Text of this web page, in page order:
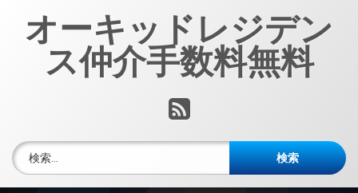
オーキッドレジデン
ス仲介手数料無料
RSS
検索: